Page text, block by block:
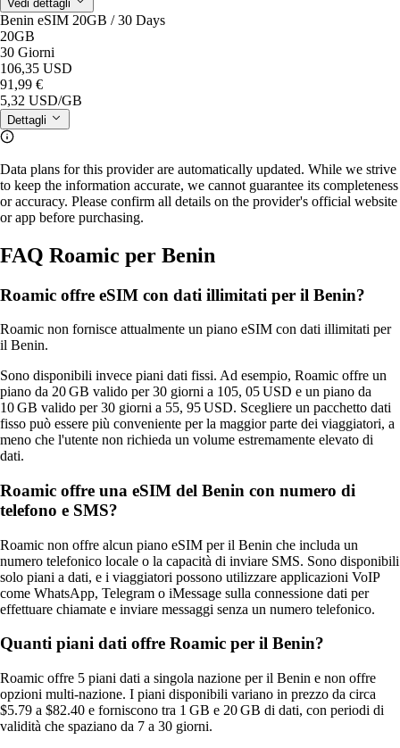
Vedi dettagli
Benin eSIM 20GB / 30 Days
20GB
30 Giorni
106,35 USD
91,99 €
5,32 USD/GB
Dettagli
Data plans for this provider are automatically updated. While we strive
to keep the information accurate, we cannot guarantee its completeness
or accuracy. Please confirm all details on the provider's official website
or app before purchasing.
FAQ Roamic per Benin
Roamic offre eSIM con dati illimitati per il Benin?
Roamic non fornisce attualmente un piano eSIM con dati illimitati per
il Benin.
Sono disponibili invece piani dati fissi. Ad esempio, Roamic offre un
piano da 20 GB valido per 30 giorni a 105, 05 USD e un piano da
10 GB valido per 30 giorni a 55, 95 USD. Scegliere un pacchetto dati
fisso può essere più conveniente per la maggior parte dei viaggiatori, a
meno che l'utente non richieda un volume estremamente elevato di
dati.
Roamic offre una eSIM del Benin con numero di
telefono e SMS?
Roamic non offre alcun piano eSIM per il Benin che includa un
numero telefonico locale o la capacità di inviare SMS. Sono disponibili
solo piani a dati, e i viaggiatori possono utilizzare applicazioni VoIP
come WhatsApp, Telegram o iMessage sulla connessione dati per
effettuare chiamate e inviare messaggi senza un numero telefonico.
Quanti piani dati offre Roamic per il Benin?
Roamic offre 5 piani dati a singola nazione per il Benin e non offre
opzioni multi‑nazione. I piani disponibili variano in prezzo da circa
$5.79 a $82.40 e forniscono tra 1 GB e 20 GB di dati, con periodi di
validità che spaziano da 7 a 30 giorni.